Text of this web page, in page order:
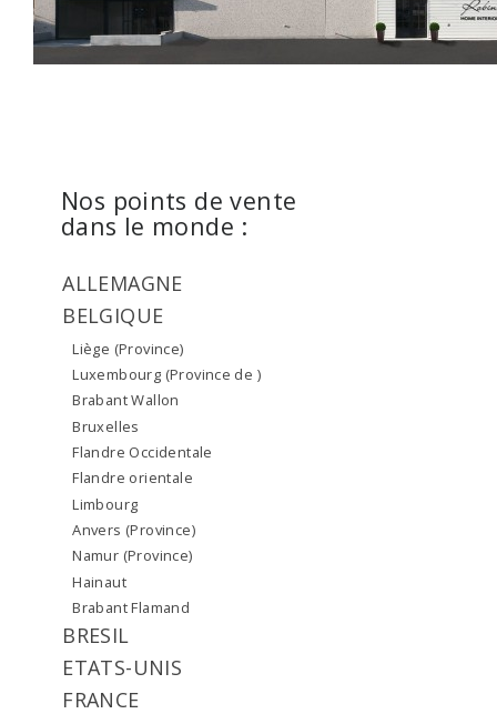
Nos points de vente
dans le monde :
ALLEMAGNE
BELGIQUE
Liège (Province)
Luxembourg (Province de )
Brabant Wallon
Bruxelles
Flandre Occidentale
Flandre orientale
Limbourg
Anvers (Province)
Namur (Province)
Hainaut
Brabant Flamand
BRESIL
ETATS-UNIS
FRANCE